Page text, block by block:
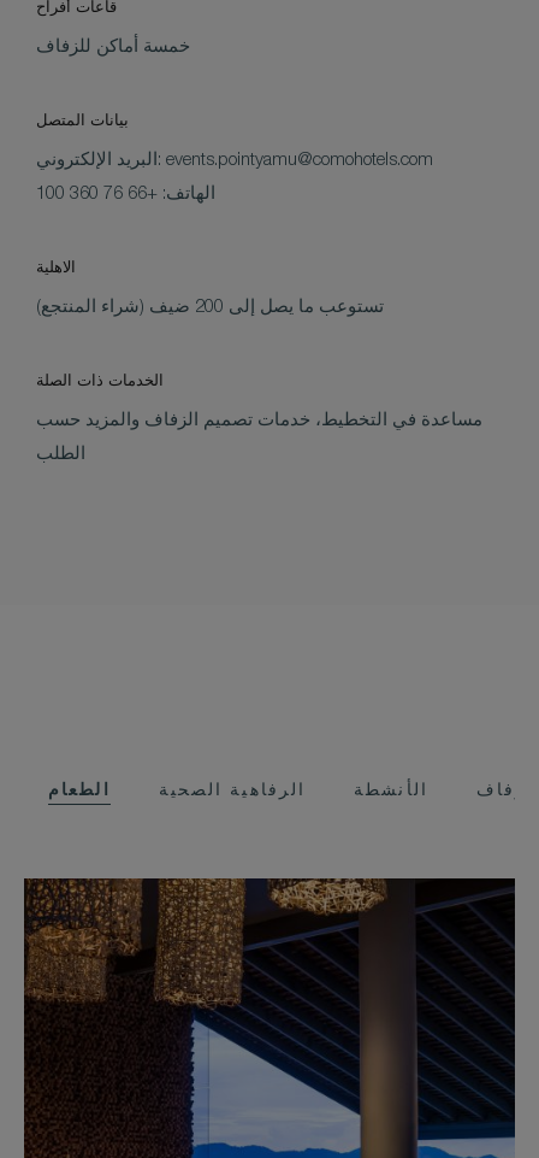
قاعات أفراح
خمسة أماكن للزفاف
بيانات المتصل
البريد الإلكتروني: events.pointyamu@comohotels.com
الهاتف: +66 76 360 100
الاهلية
تستوعب ما يصل إلى 200 ضيف (شراء المنتجع)
الخدمات ذات الصلة
مساعدة في التخطيط، خدمات تصميم الزفاف والمزيد حسب
الطلب
الطعام الرفاهية الصحية الأنشطة